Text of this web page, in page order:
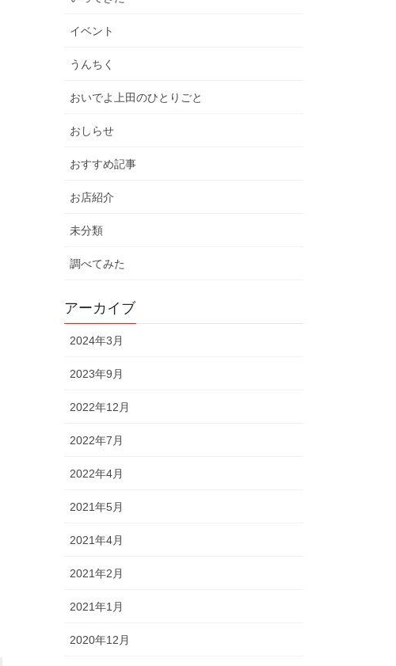
イベント
うんちく
おいでよ上田のひとりごと
おしらせ
おすすめ記事
お店紹介
未分類
調べてみた
アーカイブ
2024年3月
2023年9月
2022年12月
2022年7月
2022年4月
2021年5月
2021年4月
2021年2月
2021年1月
2020年12月